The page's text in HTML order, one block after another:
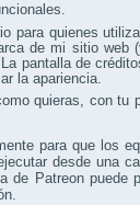
para quienes
de mi sitio web
pantalla de
la apariencia.
quieras, con tu
para que los
desde una
Patreon puede